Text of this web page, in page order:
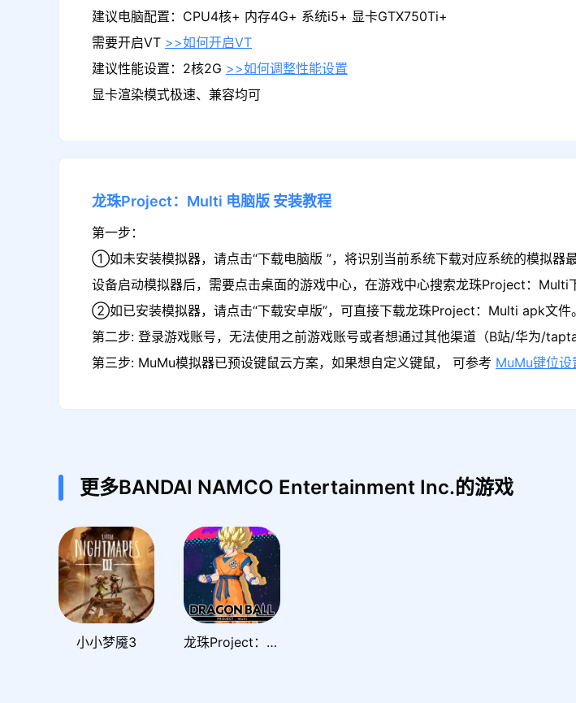
建议电脑配置：CPU4核+ 内存4G+ 系统i5+ 显卡GTX750Ti+
需要开启VT >>如何开启VT
建议性能设置：2核2G >>如何调整性能设置
显卡渲染模式极速、兼容均可
龙珠Project：Multi 电脑版 安装教程
第一步：
①如未安装模拟器，请点击“下载电脑版 ”，将识别当前系统下载对应系统的模拟
设备启动模拟器后，需要点击桌面的游戏中心，在游戏中心搜索龙珠Project：Multi
②如已安装模拟器，请点击“下载安卓版”，可直接下载龙珠Project：Multi apk文件
第二步: 登录游戏账号，无法使用之前游戏账号或者想通过其他渠道（B站/华为/
第三步: MuMu模拟器已预设键鼠云方案，如果想自定义键鼠， 可参考 MuMu键位设
更多BANDAI NAMCO Entertainment Inc.的游戏
小小梦魇3 龙珠Project：Multi